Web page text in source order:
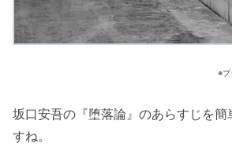
※プ
坂口安吾の『堕落論』のあらすじを簡
すね。